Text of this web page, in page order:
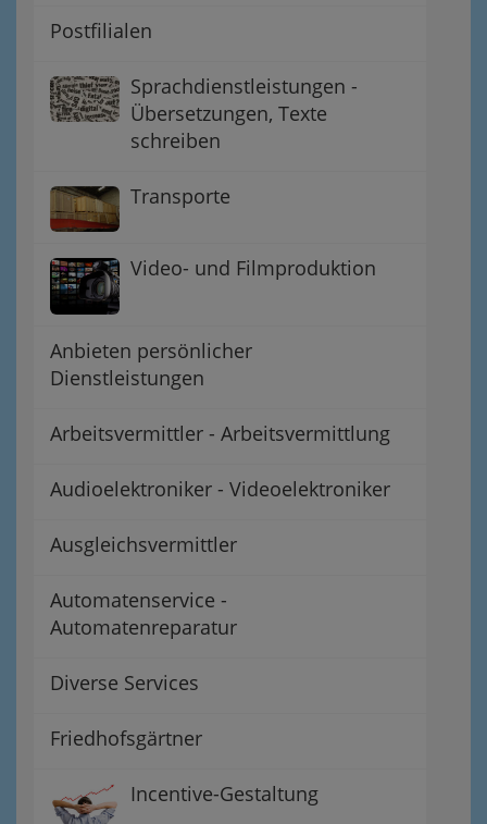
Postfilialen
Sprachdienstleistungen -
Übersetzungen, Texte
schreiben
Transporte
Video- und Filmproduktion
Anbieten persönlicher
Dienstleistungen
Arbeitsvermittler - Arbeitsvermittlung
Audioelektroniker - Videoelektroniker
Ausgleichsvermittler
Automatenservice -
Automatenreparatur
Diverse Services
Friedhofsgärtner
Incentive-Gestaltung